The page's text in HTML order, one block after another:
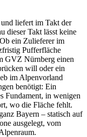
liefert im Takt der
dieser Takt lässt keine
ein Zulieferer im
Pufferfläche
GVZ Nürnberg einen
will oder ein
im Alpenvorland
benötigt: Ein
Fundament, in wenigen
wo die Fläche fehlt.
Bayern – statisch auf
ausgelegt, vom